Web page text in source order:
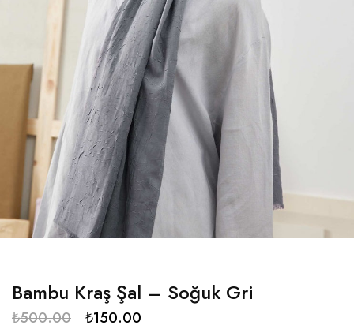
Bambu Kraş Şal – Soğuk Gri
₺500.00 ₺150.00